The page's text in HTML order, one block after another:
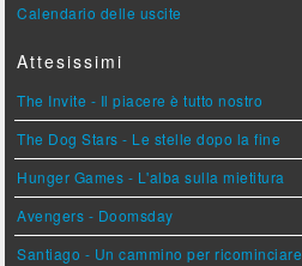
Calendario delle uscite
Attesissimi
The Invite - Il piacere è tutto nostro
The Dog Stars - Le stelle dopo la fine
Hunger Games - L'alba sulla mietitura
Avengers - Doomsday
Santiago - Un cammino per ricominciare